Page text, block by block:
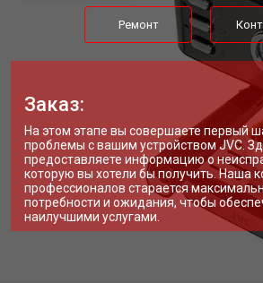
Ремонт
Заказ:
На этом этапе вы совершаете первый
проблемы с вашим устройством JVC.
предоставляете информацию о
которую вы хотели бы получить. Наша
профессионалов старается
потребности и ожидания, чтобы
наилучшими услугами.